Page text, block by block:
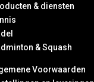
& diensten
& Squash
Voorwaarden